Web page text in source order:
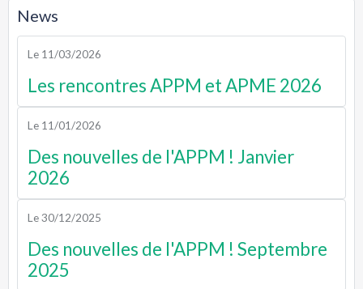
News
Le 11/03/2026
Les rencontres APPM et APME 2026
Le 11/01/2026
Des nouvelles de l'APPM ! Janvier
2026
Le 30/12/2025
Des nouvelles de l'APPM ! Septembre
2025